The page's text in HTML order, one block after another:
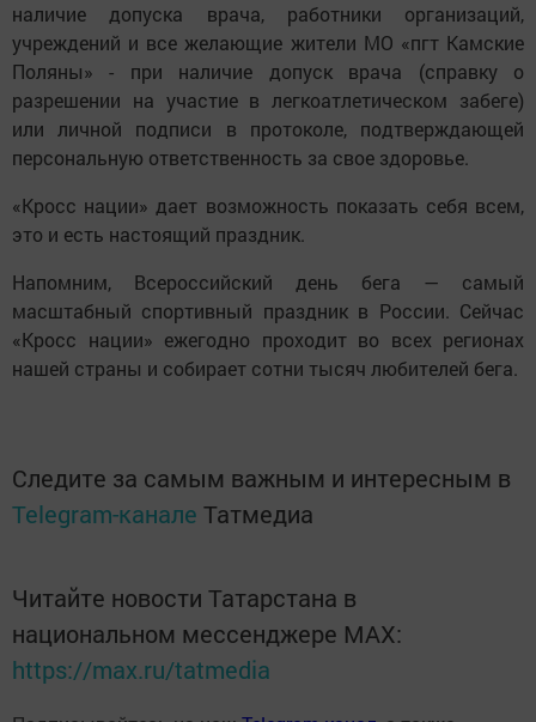
наличие допуска врача, работники организаций,
учреждений и все желающие жители МО «пгт Камские
Поляны» - при наличие допуск врача (справку о
разрешении на участие в легкоатлетическом забеге)
или личной подписи в протоколе, подтверждающей
персональную ответственность за свое здоровье.
«Кросс нации» дает возможность показать себя всем,
это и есть настоящий праздник.
Напомним, Всероссийский день бега — самый
масштабный спортивный праздник в России. Сейчас
«Кросс нации» ежегодно проходит во всех регионах
нашей страны и собирает сотни тысяч любителей бега.
Следите за самым важным и интересным в
Telegram-канале Татмедиа
Читайте новости Татарстана в
национальном мессенджере MАХ:
https://max.ru/tatmedia